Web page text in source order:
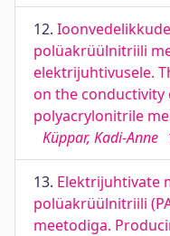
12.
polüakrüülnitriili
elektrijuhtivusele.
on the conductivity
polyacrylonitrile
Küppar, Kadi-Anne
13. Elektrijuhtivate
polüakrüülnitriili
meetodiga.